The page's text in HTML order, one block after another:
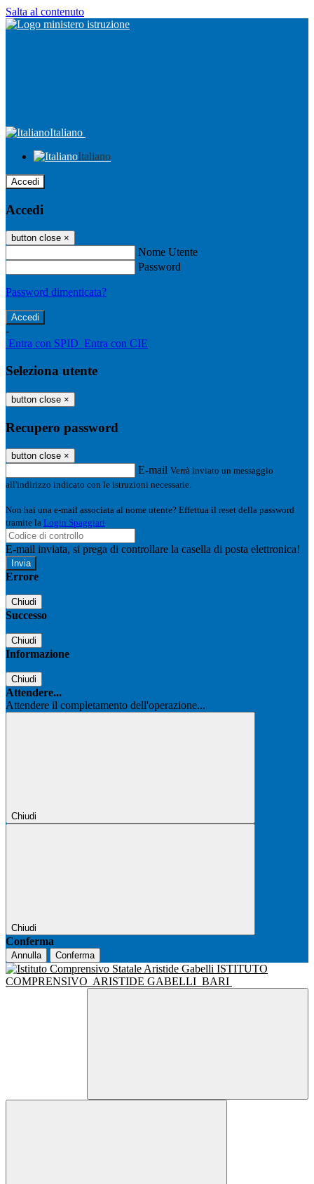
Salta al contenuto
Italiano
Italiano
Accedi
Accedi
button close ×
Nome Utente
Password
Password dimenticata?
-
Entra con SPID Entra con CIE
Seleziona utente
button close ×
Recupero password
button close ×
E-mail Verrà inviato un messaggio
all'indirizzo indicato con le istruzioni necessarie.
Non hai una e-mail associata al nome utente? Effettua il reset della password
tramite la Login Spaggiari
E-mail inviata, si prega di controllare la casella di posta elettronica!
Errore
Chiudi
Successo
Chiudi
Informazione
Chiudi
Attendere...
Attendere il completamento dell'operazione...
Chiudi
Chiudi
Conferma
Annulla Conferma
ISTITUTO
COMPRENSIVO ARISTIDE GABELLI BARI